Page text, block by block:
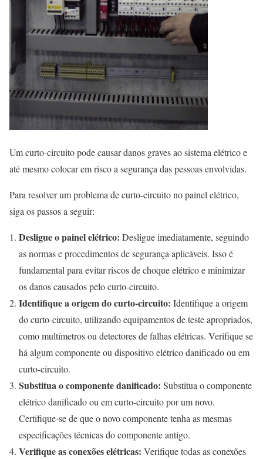
Um curto-circuito pode causar danos graves ao sistema elétrico e
até mesmo colocar em risco a segurança das pessoas envolvidas.
Para resolver um problema de curto-circuito no painel elétrico,
siga os passos a seguir:
Desligue o painel elétrico: Desligue imediatamente, seguindo
as normas e procedimentos de segurança aplicáveis. Isso é
fundamental para evitar riscos de choque elétrico e minimizar
os danos causados pelo curto-circuito.
Identifique a origem do curto-circuito: Identifique a origem
do curto-circuito, utilizando equipamentos de teste apropriados,
como multímetros ou detectores de falhas elétricas. Verifique se
há algum componente ou dispositivo elétrico danificado ou em
curto-circuito.
Substitua o componente danificado: Substitua o componente
elétrico danificado ou em curto-circuito por um novo.
Certifique-se de que o novo componente tenha as mesmas
especificações técnicas do componente antigo.
Verifique as conexões elétricas: Verifique todas as conexões